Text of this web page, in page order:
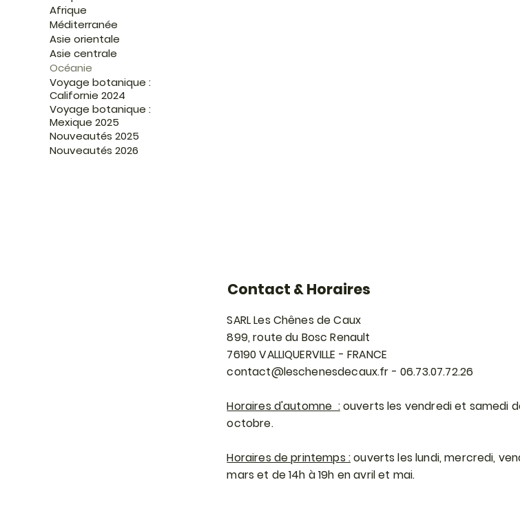
Afrique
Méditerranée
Asie orientale
Asie centrale
Océanie
Voyage botanique :
Californie 2024
Voyage botanique :
Mexique 2025
Nouveautés 2025
Nouveautés 2026
Contact & Horaires
SARL Les Chênes de Caux
899, route du Bosc Renault
76190 VALLIQUERVILLE - FRANCE
contact@leschenesdecaux.fr - 06.73.07.72.26
Horaires d'automne :ouverts les vendredi et samedi
octobre.
Horaires de printemps :ouverts les lundi, mercredi,
mars et de 14h à 19h en avril et mai.